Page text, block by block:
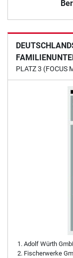
PLATZ 3 (FOCUS
Adolf Würth
Fischerwerke